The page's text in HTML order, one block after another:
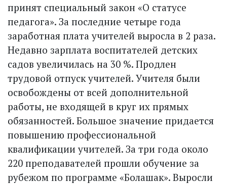
принят специальный закон «О статусе
педагога». За последние четыре года
заработная плата учителей выросла в 2 раза.
Недавно зарплата воспитателей детских
садов увеличилась на 30 %. Продлен
трудовой отпуск учителей. Учителя были
освобождены от всей дополнительной
работы, не входящей в круг их прямых
обязанностей. Большое значение придается
повышению профессиональной
квалификации учителей. За три года около
220 преподавателей прошли обучение за
рубежом по программе «Болашак». Выросли